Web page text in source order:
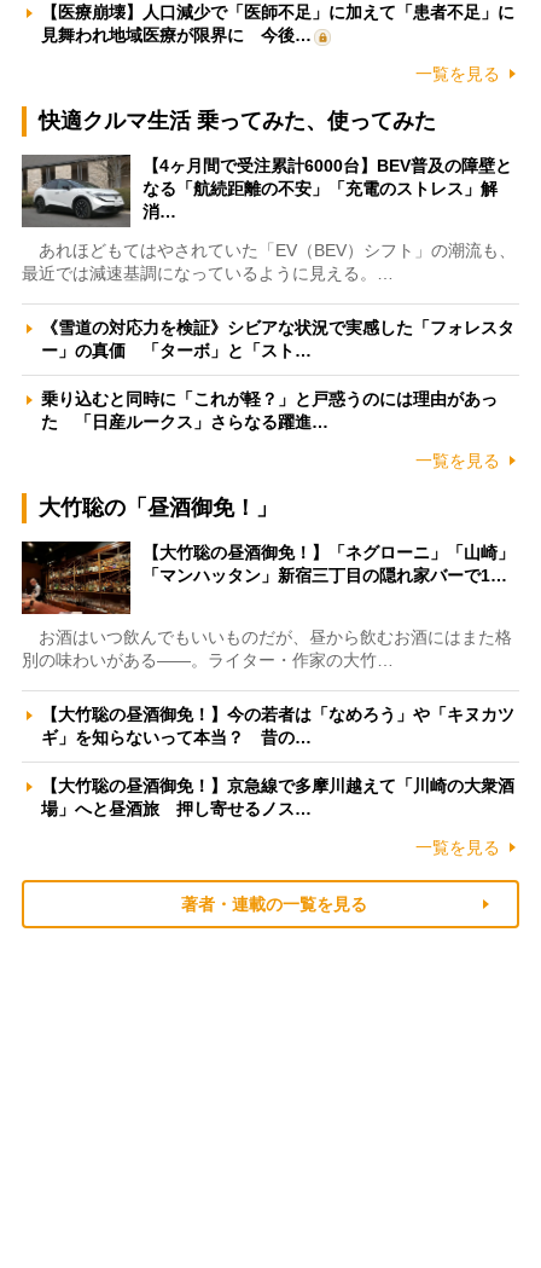
【医療崩壊】人口減少で「医師不足」に加えて「患者不足」に
見舞われ地域医療が限界に 今後…
一覧を見る
快適クルマ生活 乗ってみた、使ってみた
【4ヶ月間で受注累計6000台】BEV普及の障壁と
なる「航続距離の不安」「充電のストレス」解
消…
あれほどもてはやされていた「EV（BEV）シフト」の潮流も、
最近では減速基調になっているように見える。…
《雪道の対応力を検証》シビアな状況で実感した「フォレスタ
ー」の真価 「ターボ」と「スト…
乗り込むと同時に「これが軽？」と戸惑うのには理由があっ
た 「日産ルークス」さらなる躍進…
一覧を見る
大竹聡の「昼酒御免！」
【大竹聡の昼酒御免！】「ネグローニ」「山崎」
「マンハッタン」新宿三丁目の隠れ家バーで1…
お酒はいつ飲んでもいいものだが、昼から飲むお酒にはまた格
別の味わいがある――。ライター・作家の大竹…
【大竹聡の昼酒御免！】今の若者は「なめろう」や「キヌカツ
ギ」を知らないって本当？ 昔の…
【大竹聡の昼酒御免！】京急線で多摩川越えて「川崎の大衆酒
場」へと昼酒旅 押し寄せるノス…
一覧を見る
著者・連載の一覧を見る